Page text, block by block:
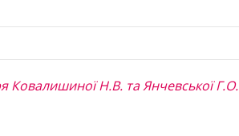
Ковалишиної Н.В. та Янчевської Г.О.